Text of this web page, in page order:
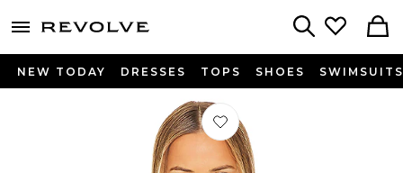
menu - shows more content
NEW TODAY DRESSES TOPS SHOES SWIMSUITS
Préféré X Revolve Ranae Mock Neck